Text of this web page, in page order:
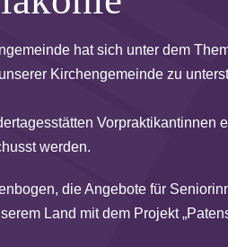
hat sich unter dem
Kirchengemeinde zu
Vorpraktikantinnen
werden.
die Angebote für
Land mit dem Projekt